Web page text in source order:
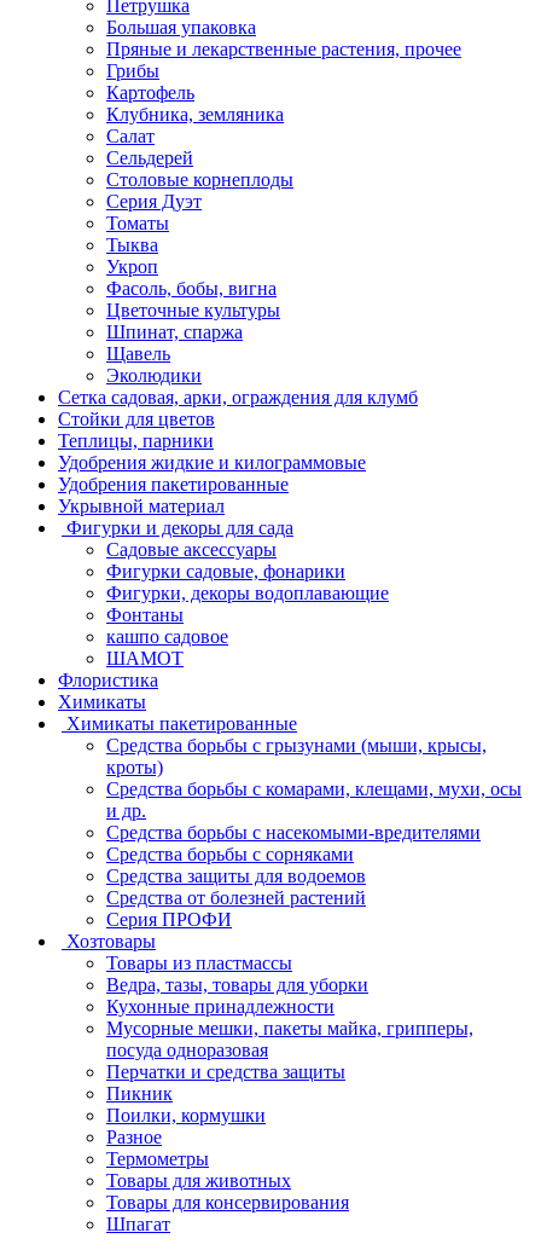
Петрушка
Большая упаковка
Пряные и лекарственные растения, прочее
Грибы
Картофель
Клубника, земляника
Салат
Сельдерей
Столовые корнеплоды
Серия Дуэт
Томаты
Тыква
Укроп
Фасоль, бобы, вигна
Цветочные культуры
Шпинат, спаржа
Щавель
Эколюдики
Сетка садовая, арки, ограждения для клумб
Стойки для цветов
Теплицы, парники
Удобрения жидкие и килограммовые
Удобрения пакетированные
Укрывной материал
Фигурки и декоры для сада
Садовые аксессуары
Фигурки садовые, фонарики
Фигурки, декоры водоплавающие
Фонтаны
кашпо садовое
ШАМОТ
Флористика
Химикаты
Химикаты пакетированные
Средства борьбы с грызунами (мыши, крысы,
кроты)
Средства борьбы с комарами, клещами, мухи, осы
и др.
Средства борьбы с насекомыми-вредителями
Средства борьбы с сорняками
Средства защиты для водоемов
Средства от болезней растений
Серия ПРОФИ
Хозтовары
Товары из пластмассы
Ведра, тазы, товары для уборки
Кухонные принадлежности
Мусорные мешки, пакеты майка, грипперы,
посуда одноразовая
Перчатки и средства защиты
Пикник
Поилки, кормушки
Разное
Термометры
Товары для животных
Товары для консервирования
Шпагат